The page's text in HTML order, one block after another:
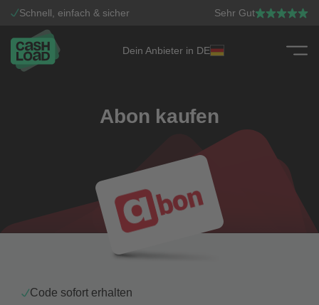
Schnell, einfach & sicher Sehr Gut
Dein Anbieter in DE
Abon kaufen
Code sofort erhalten